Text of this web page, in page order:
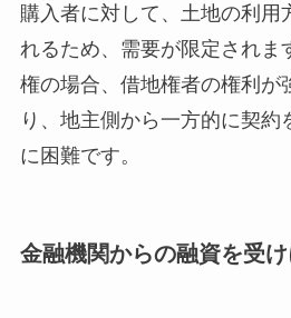
購入者に対して、土地の利用
れるため、需要が限定されま
権の場合、借地権者の権利が
り、地主側から一方的に契約
に困難です。
金融機関からの融資を受